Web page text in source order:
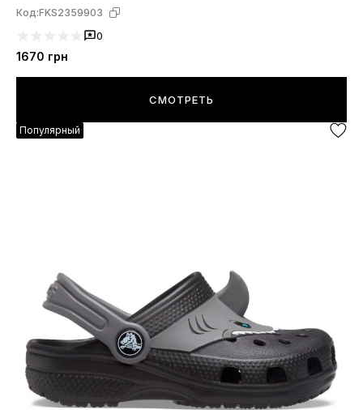
Код:FKS2359903
0
1670 грн
СМОТРЕТЬ
Популярный